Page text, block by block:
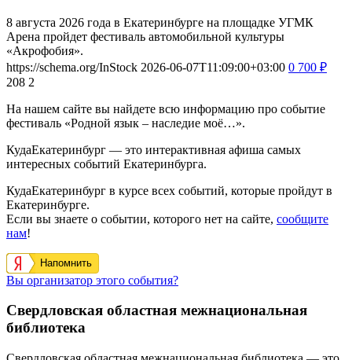
8 августа 2026 года в Екатеринбурге на площадке УГМК
Арена пройдет фестиваль автомобильной культуры
«Акрофобия».
https://schema.org/InStock 2026-06-07T11:09:00+03:00 0 700 ₽
208 2
На нашем сайте вы найдете всю информацию про событие
фестиваль «Родной язык – наследие моё…».
КудаЕкатеринбург — это интерактивная афиша самых
интересных событий Екатеринбурга.
КудаЕкатеринбург в курсе всех событий, которые пройдут в
Екатеринбурге.
Если вы знаете о событии, которого нет на сайте, сообщите
нам!
Напомнить
Вы организатор этого события?
Свердловская областная межнациональная
библиотека